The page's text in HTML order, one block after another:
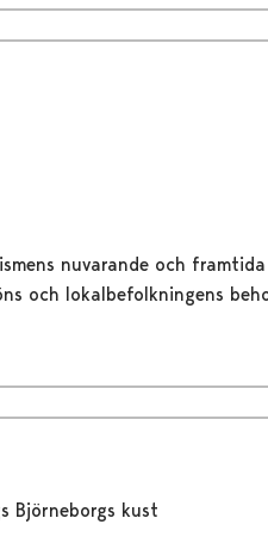
nuvarande och
och lokalbefolkningens
Björneborgs kust